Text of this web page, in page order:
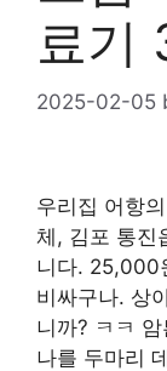
료기
2025-02-05
우리집 어항
체, 김포 통진
니다. 25,000
비싸구나. 상
니까? ㅋㅋ
나를 두마리